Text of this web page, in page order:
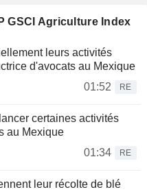
GSCI Agriculture Index
leurs activités
d'avocats au Mexique
01:52
RE
certaines activités
au Mexique
01:34
RE
leur récolte de blé